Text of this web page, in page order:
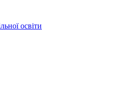
освіти